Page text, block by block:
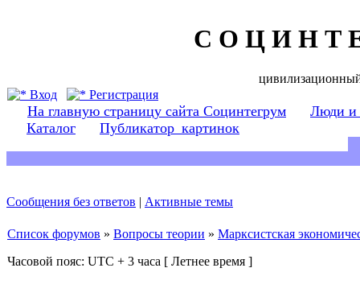
С О Ц И Н Т
Вход
Регистрация
На главную страницу сайта Социнтегрум
Люди и
Каталог
Публикатор_картинок
Сообщения без ответов | Активные темы
Список форумов » Вопросы теории » Марксистская
Часовой пояс: UTC + 3 часа [ Летнее время ]